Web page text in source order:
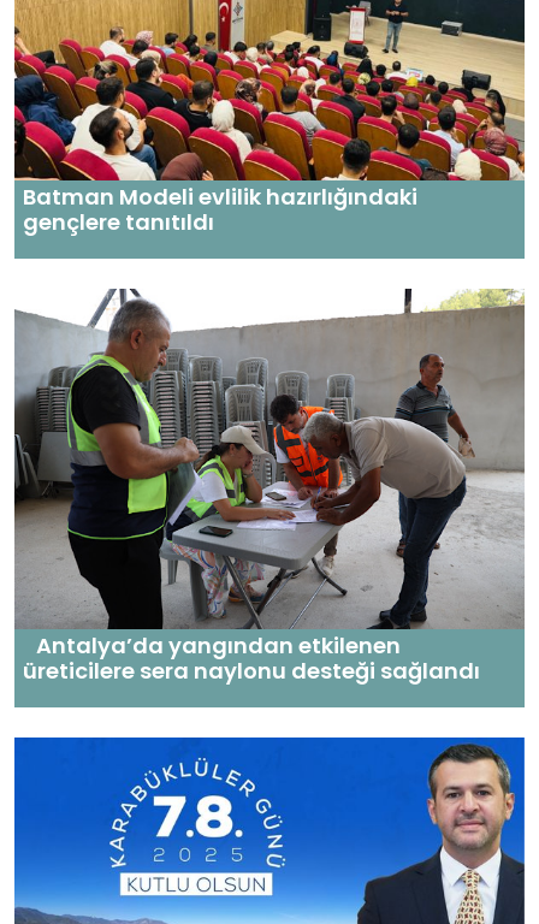
Batman Modeli evlilik hazırlığındaki
gençlere tanıtıldı
Antalya’da yangından etkilenen
üreticilere sera naylonu desteği sağlandı